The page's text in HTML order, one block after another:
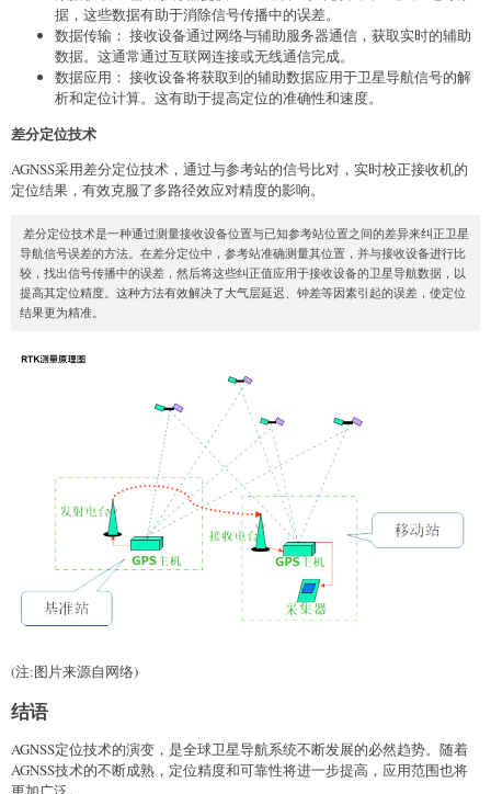
据，这些数据有助于消除信号传播中的误差。
数据传输： 接收设备通过网络与辅助服务器通信，获取实时的辅助
数据。这通常通过互联网连接或无线通信完成。
数据应用： 接收设备将获取到的辅助数据应用于卫星导航信号的解
析和定位计算。这有助于提高定位的准确性和速度。
差分定位技术
AGNSS采用差分定位技术，通过与参考站的信号比对，实时校正接收机的
定位结果，有效克服了多路径效应对精度的影响。
差分定位技术是一种通过测量接收设备位置与已知参考站位置之间的差异来纠正卫星
导航信号误差的方法。在差分定位中，参考站准确测量其位置，并与接收设备进行比
较，找出信号传播中的误差，然后将这些纠正值应用于接收设备的卫星导航数据，以
提高其定位精度。这种方法有效解决了大气层延迟、钟差等因素引起的误差，使定位
结果更为精准。
(注:图片来源自网络)
结语
AGNSS定位技术的演变，是全球卫星导航系统不断发展的必然趋势。随着
AGNSS技术的不断成熟，定位精度和可靠性将进一步提高，应用范围也将